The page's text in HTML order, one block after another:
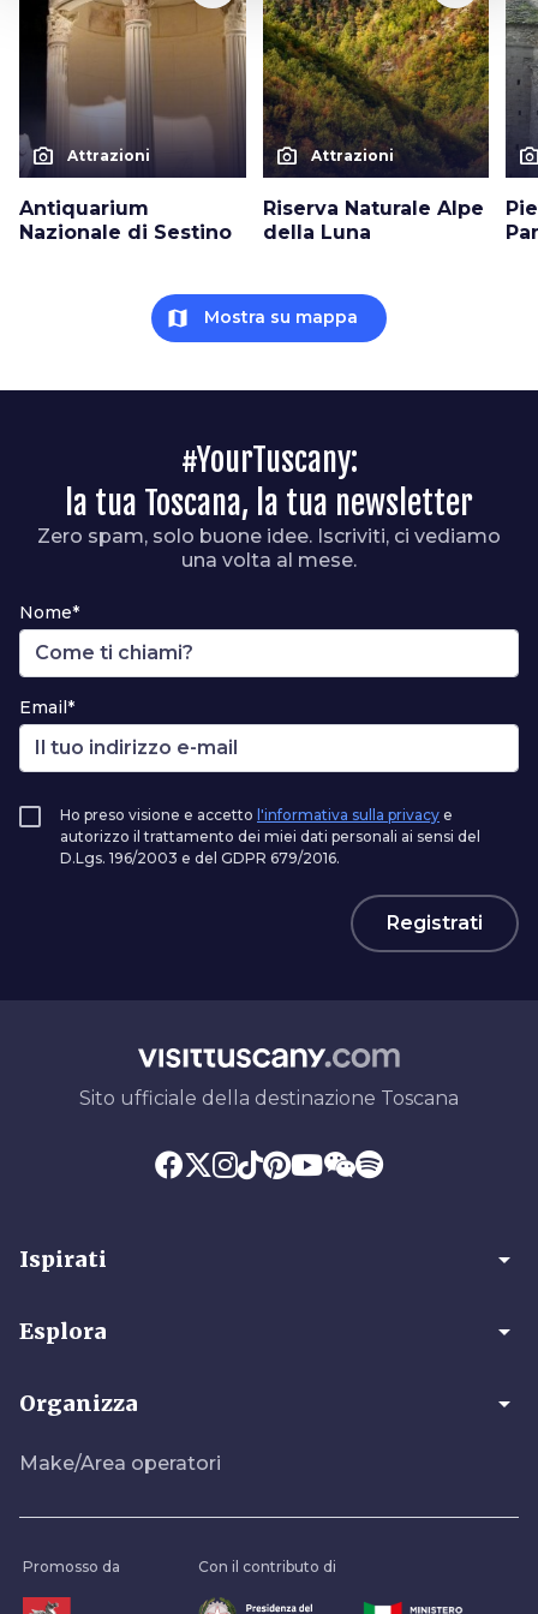
photo_camera Attrazioni
Antiquarium
Nazionale di Sestino
photo_camera Attrazioni
Riserva Naturale Alpe
della Luna
map Mostra su mappa
#YourTuscany:
la tua Toscana, la tua newsletter
Zero spam, solo buone idee. Iscriviti, ci vediamo
una volta al mese.
Nome*
Email*
Ho preso visione e accetto l'informativa sulla privacy e
autorizzo il trattamento dei miei dati personali ai sensi del
D.Lgs. 196/2003 e del GDPR 679/2016.
Registrati
Sito ufficiale della destinazione Toscana
Ispirati arrow_drop_down
Esplora arrow_drop_down
Organizza arrow_drop_down
Make/Area operatori
Promosso da Con il contributo di